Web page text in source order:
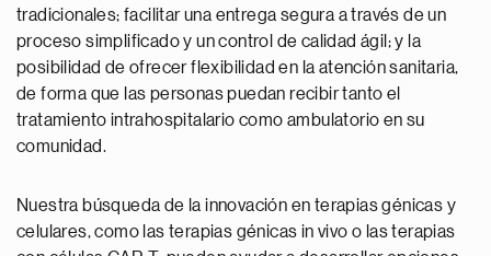
tradicionales; facilitar una entrega segura a través de un
proceso simplificado y un control de calidad ágil; y la
posibilidad de ofrecer flexibilidad en la atención sanitaria,
de forma que las personas puedan recibir tanto el
tratamiento intrahospitalario como ambulatorio en su
comunidad.
Nuestra búsqueda de la innovación en terapias génicas y
celulares, como las terapias génicas in vivo o las terapias